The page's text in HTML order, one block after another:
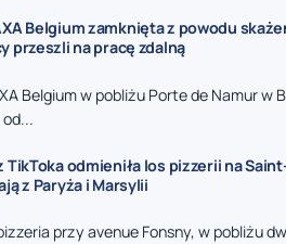
Belgium zamknięta z powodu
przeszli na pracę zdalną
Belgium w pobliżu Porte de Namur w
TikToka odmieniła los pizzerii na
z Paryża i Marsylii
przy avenue Fonsny, w pobliżu